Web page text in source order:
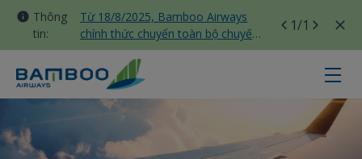
Thông
tin:
Từ 18/8/2025, Bamboo Airways
chính thức chuyển toàn bộ chuyến
bay nội địa sang nhà ga T3 Tân
Sơn Nhất
1/1
Khám phá vẻ đẹp huyền bí của